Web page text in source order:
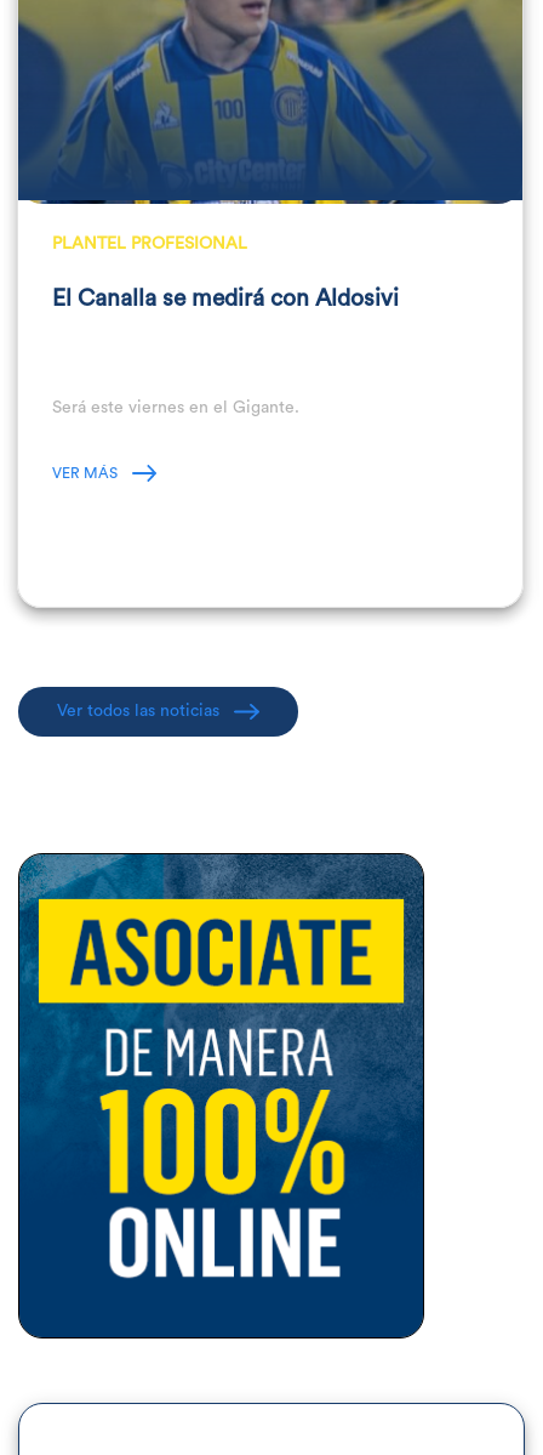
PLANTEL PROFESIONAL
El Canalla se medirá con Aldosivi
Será este viernes en el Gigante.
VER MÁS
Ver todos las noticias